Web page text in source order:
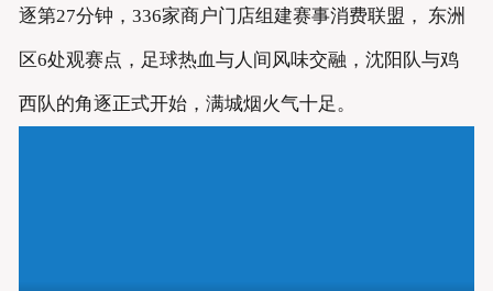
比特派下载
逐第27分钟，336家商户门店组建赛事消费联盟， 东洲
区6处观赛点，足球热血与人间风味交融，沈阳队与鸡
西队的角逐正式开始，满城烟火气十足。